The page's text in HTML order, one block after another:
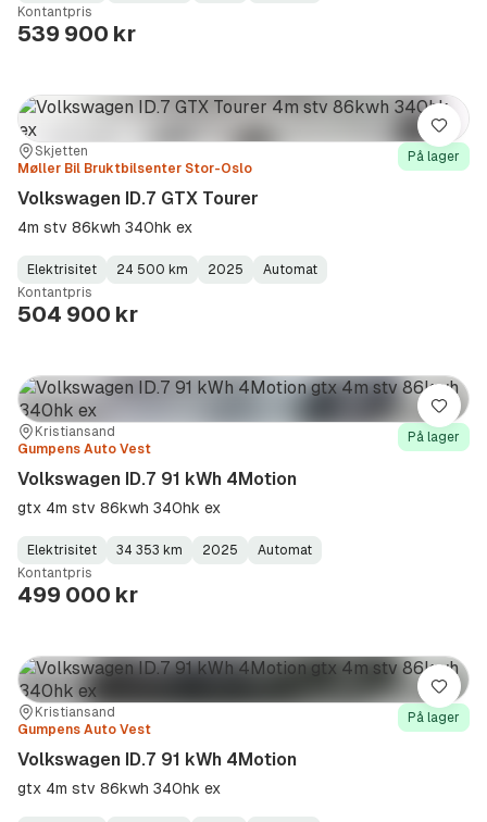
Type:
Year:
Type:
Kontantpris
539 900 kr
Sted:
Skjetten
Forhandler:
Møller Bil Bruktbilsenter Stor-Oslo
På lager
Volkswagen ID.7 GTX Tourer
4m stv 86kwh 340hk ex
Fuel
Type:
Elektrisitet
Kilometerstand:
24 500 km
Model
Year:
2025
Gearbox
Type:
Automat
Kontantpris
504 900 kr
Lagre
Sted:Kristiansand
Forhandler:
Gumpens Auto Vest
På lager
Volkswagen ID.7 91 kWh 4Motion
gtx 4m stv 86kwh 340hk ex
Fuel
Type:
Elektrisitet
Kilometerstand:
34 353 km
Model
Year:
2025
Gearbox
Type:
Automat
Kontantpris
499 000 kr
Lagre
Sted:Kristiansand
Forhandler:
Gumpens Auto Vest
På lager
Volkswagen ID.7 91 kWh 4Motion
gtx 4m stv 86kwh 340hk ex
Lagre